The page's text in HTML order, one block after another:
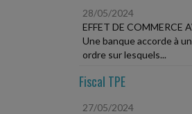
28/05/2024
EFFET DE COMMERCE
Une banque accorde à
ordre sur lesquels...
Fiscal TPE
27/05/2024